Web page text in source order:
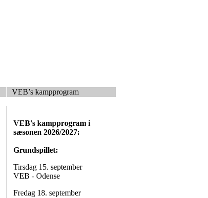
VEB’s kampprogram
VEB's kampprogram i
sæsonen 2026/2027:
Grundspillet:
Tirsdag 15. september
VEB - Odense
Fredag 18. september